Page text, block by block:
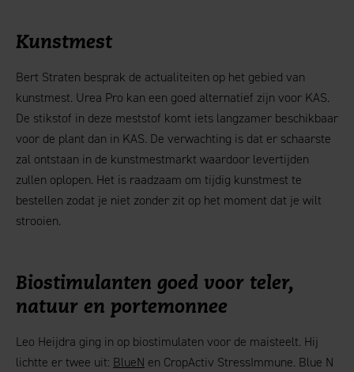
Kunstmest
Bert Straten besprak de actualiteiten op het gebied van
kunstmest. Urea Pro kan een goed alternatief zijn voor KAS.
De stikstof in deze meststof komt iets langzamer beschikbaar
voor de plant dan in KAS. De verwachting is dat er schaarste
zal ontstaan in de kunstmestmarkt waardoor levertijden
zullen oplopen. Het is raadzaam om tijdig kunstmest te
bestellen zodat je niet zonder zit op het moment dat je wilt
strooien.
Biostimulanten goed voor teler,
natuur en portemonnee
Leo Heijdra ging in op biostimulaten voor de maisteelt. Hij
lichtte er twee uit: BlueN en CropActiv StressImmune. Blue N